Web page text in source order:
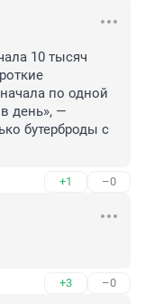
10 тысяч
по одной
день», —
бутерброды с
+1 –0
+3 –0